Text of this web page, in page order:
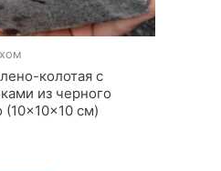
колотая с
из черного
(10×10×10 см)